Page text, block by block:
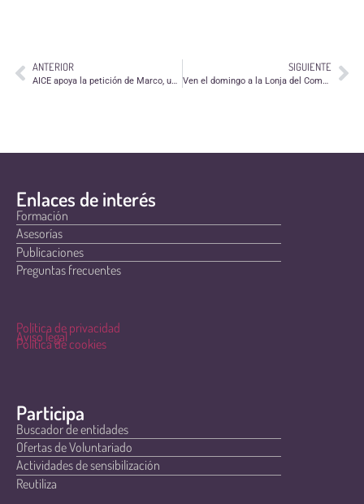
ANTERIOR
AICE apoya la petición de Marco, un implantado coclear
SIGUIENTE
Ven el domingo a la Lonja del Comercio Justo
Enlaces de interés
Formación
Asesorías
Publicaciones
Preguntas frecuentes
Política de privacidad
Aviso legal
Política de cookies
Participa
Buscador de entidades
Ofertas de Voluntariado
Actividades de sensibilización
Reutiliza